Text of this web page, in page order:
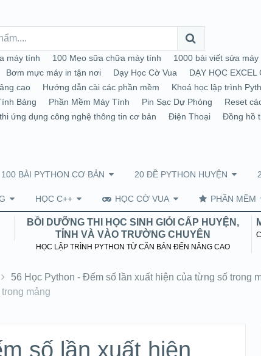
máy tính 100 Mẹo sữa chữa máy tính 1000 bài viết sửa máy
Bơm mực máy in tận nơi Dạy Học Cờ Vua DẠY HỌC EXCEL
cao Hướng dẫn cài các phần mềm Khoá học lập trình
Bảng Phần Mềm Máy Tính Pin Sạc Dự Phòng Reset
ứng dụng công nghệ thông tin cơ bản Điện Thoại Đồng hồ
100 BÀI PYTHON CƠ BẢN 20 ĐỀ PYTHON HUYỆN
HỌC C++ HỌC CỜ VUA PHẦN MỀM
BỒI DƯỠNG THI HỌC SINH GIỎI CẤP HUYỆN,
TỈNH VÀ VÀO TRƯỜNG CHUYÊN
HỌC LẬP TRÌNH PYTHON TỪ CĂN BẢN ĐẾN NÂNG CAO
56 Học Python - Đếm số lần xuất hiện của từng số trong
mảng
số lần xuất hiện